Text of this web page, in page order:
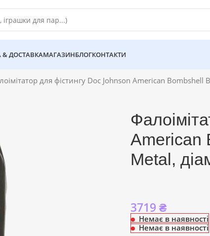
ДОСТАВКАМАГАЗИНБЛОГКОНТАКТИ
для фістингу Doc Johnson American
American
Metal,
3719 ₴
Немає в наявності
Немає в наявності